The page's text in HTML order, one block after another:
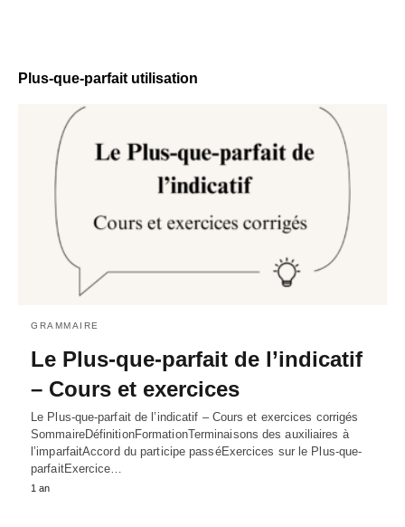
Plus-que-parfait utilisation
GRAMMAIRE
Le Plus-que-parfait de l’indicatif
– Cours et exercices
Le Plus-que-parfait de l’indicatif – Cours et exercices corrigés
SommaireDéfinitionFormationTerminaisons des auxiliaires à
l’imparfaitAccord du participe passéExercices sur le Plus-que-
parfaitExercice…
1 an